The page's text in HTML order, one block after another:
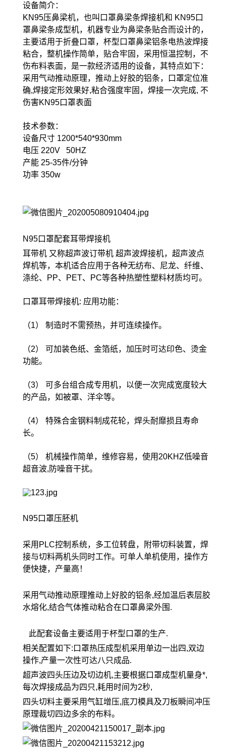
设备简介：
KN95压鼻梁机，也叫口罩鼻梁条焊接机和 KN95口
罩鼻梁条成型机，机器专业为鼻梁条贴合而设计的，
主要适用于折叠口罩，杯型口罩鼻梁铝条电热波焊接
粘合，整机操作简单，贴合牢固，采用恒温控制，不
伤布料表面，是一款经济适用的设备，其特点如下：
采用气动推动原理，推动上好胶的铝条，口罩定位准
确,焊接定形效果好,粘合强度牢固，焊接一次完成, 不
伤害KN95口罩表面
技术参数：
设备尺寸 1200*540*930mm
电压 220V 50HZ
产能 25-35件/分钟
功率 350w
N95口罩配套耳带焊接机
耳带机 又称超声波订带机 超声波焊接机，超声波点
焊机等，本机适合应用于各种无纺布、尼龙、纤维、
涤纶、PP、PET、PC等各种热塑性塑料材质均可。
口罩耳带焊接机: 应用功能：
（1） 制造时不需预热，并可连续操作。
（2） 可加装色纸、金箔纸，加压时可达印色、烫金
功能。
（3） 可多台组合成专用机，以便一次完成宽度较大
的产品，如被罩、洋伞等。
（4） 特殊合金钢料制成花轮，焊头耐靡损且寿命
长。
（5） 机械操作简单，维修容易，使用20KHZ低噪音
超音波,防噪音干扰。
N95口罩压胚机
采用PLC控制系统，多工位转盘，附带切料装置，焊
接与切料两机头同时工作。可单人单机使用，操作方
便快捷，产量高！
采用气动推动原理推动上好胶的铝条,经加温后表层胶
水熔化,结合气体推动粘合在口罩鼻梁外围.
此配套设备主要适用于杯型口罩的生产.
相关配置如下:口罩热压成型机采用单边一出四,双边
操作,产量一次性可达八只成品.
超声波四头压边及切边机,主要根据口罩成型机量身*,
每次焊接成品为四只,耗用时间为2秒,
四头切料主要采用气缸增压,底刀模具及刀板瞬间冲压
原理裁切四边多余的布料。